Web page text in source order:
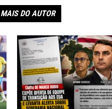
MAIS DO AUTOR